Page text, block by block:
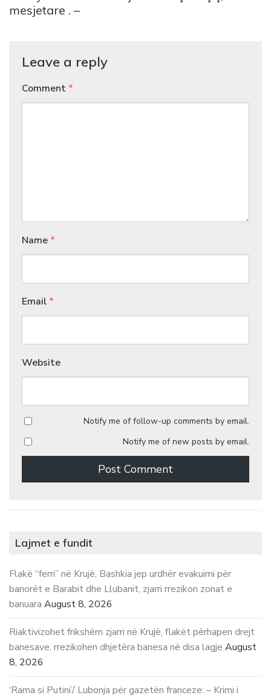
mesjetare . –
Leave a reply
Comment *
Name *
Email *
Website
Notify me of follow-up comments by email.
Notify me of new posts by email.
Lajmet e fundit
Flakë “ferri” në Krujë, Bashkia jep urdhër evakuimi për
banorët e Barabit dhe Llubanit, zjarri rrezikon zonat e
banuara August 8, 2026
Riaktivizohet frikshëm zjarri në Krujë, flakët përhapen drejt
banesave, rrezikohen dhjetëra banesa në disa lagje August
8, 2026
‘Rama si Putini’/ Lubonja për gazetën franceze: – Krimi i